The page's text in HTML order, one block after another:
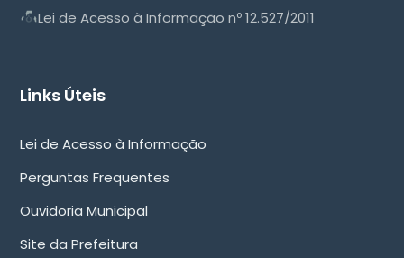
Lei de Acesso à Informação nº 12.527/2011
Links Úteis
Lei de Acesso à Informação
Perguntas Frequentes
Ouvidoria Municipal
Site da Prefeitura